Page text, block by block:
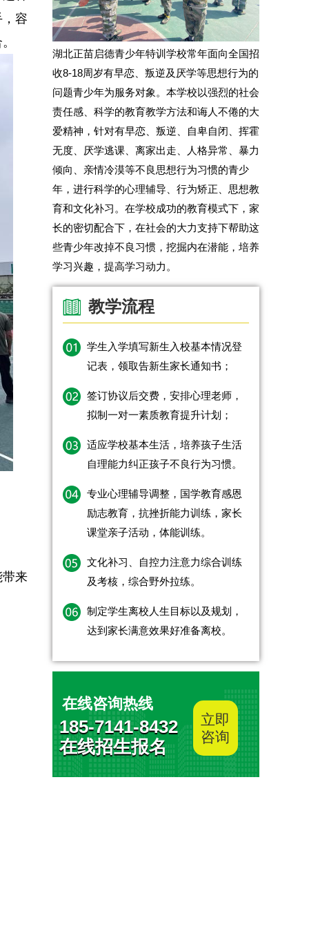
容
带来
湖北正苗启德青少年特训学校常年面向全国招
收8-18周岁有早恋、叛逆及厌学等思想行为的
问题青少年为服务对象。本学校以强烈的社会
责任感、科学的教育教学方法和诲人不倦的大
爱精神，针对有早恋、叛逆、自卑自闭、挥霍
无度、厌学逃课、离家出走、人格异常、暴力
倾向、亲情冷漠等不良思想行为习惯的青少
年，进行科学的心理辅导、行为矫正、思想教
育和文化补习。在学校成功的教育模式下，家
长的密切配合下，在社会的大力支持下帮助这
些青少年改掉不良习惯，挖掘内在潜能，培养
学习兴趣，提高学习动力。
教学流程
学生入学填写新生入校基本情况登
记表，领取告新生家长通知书；
签订协议后交费，安排心理老师，
拟制一对一素质教育提升计划；
适应学校基本生活，培养孩子生活
自理能力纠正孩子不良行为习惯。
专业心理辅导调整，国学教育感恩
励志教育，抗挫折能力训练，家长
课堂亲子活动，体能训练。
文化补习、自控力注意力综合训练
及考核，综合野外拉练。
制定学生离校人生目标以及规划，
达到家长满意效果好准备离校。
在线咨询热线
185-7141-8432
在线招生报名
立即
咨询